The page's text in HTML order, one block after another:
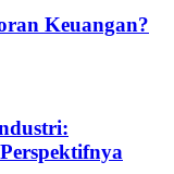
Keuangan?